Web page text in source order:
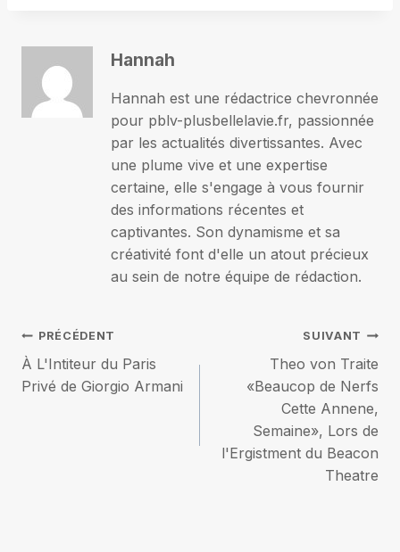
Hannah
Hannah est une rédactrice chevronnée
pour pblv-plusbellelavie.fr, passionnée
par les actualités divertissantes. Avec
une plume vive et une expertise
certaine, elle s'engage à vous fournir
des informations récentes et
captivantes. Son dynamisme et sa
créativité font d'elle un atout précieux
au sein de notre équipe de rédaction.
Navigation
de
PRÉCÉDENT
À L'Intiteur du Paris
Privé de Giorgio Armani
SUIVANT
Theo von Traite
«Beaucop de Nerfs
Cette Annene,
Semaine», Lors de
l'Ergistment du Beacon
Theatre